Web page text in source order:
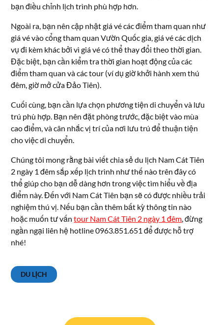
bạn điều chỉnh lịch trình phù hợp hơn.
Ngoài ra, bạn nên cập nhật giá vé các điểm tham quan như
giá vé vào cổng tham quan Vườn Quốc gia, giá vé các dịch
vụ đi kèm khác bởi vì giá vé có thể thay đổi theo thời gian.
Đặc biệt, bạn cần kiểm tra thời gian hoạt động của các
điểm tham quan và các tour (ví dụ giờ khởi hành xem thú
đêm, giờ mở cửa Đảo Tiên).
Cuối cùng, bạn cần lựa chọn phương tiện di chuyển và lưu
trú phù hợp. Bạn nên đặt phòng trước, đặc biệt vào mùa
cao điểm, và cân nhắc vị trí của nơi lưu trú để thuận tiện
cho việc di chuyển.
Chúng tôi mong rằng bài viết chia sẻ du lịch Nam Cát Tiên
2 ngày 1 đêm sắp xếp lịch trình như thế nào trên đây có
thể giúp cho bạn dễ dàng hơn trong việc tìm hiểu về địa
điểm này. Đến với Nam Cát Tiên bạn sẽ có được nhiều trải
nghiệm thú vị. Nếu bạn cần thêm bất kỳ thông tin nào
hoặc muốn tư vấntour Nam Cát Tiên 2 ngày 1 đêm, đừng
ngần ngại liên hệ hotline 0963.851.651 để được hỗ trợ
nhé!
DU LỊCH